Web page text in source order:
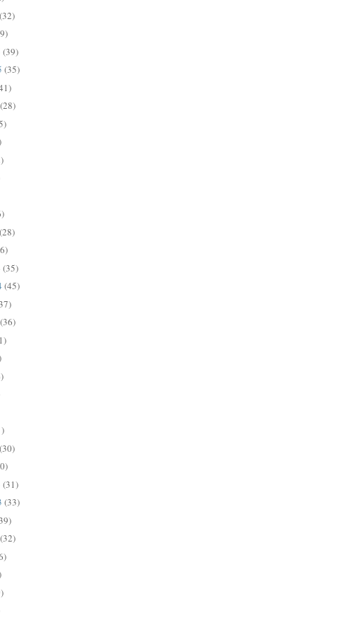
(32)
(39)
(35)
(28)
(28)
(35)
(45)
(36)
(30)
(31)
(33)
(32)